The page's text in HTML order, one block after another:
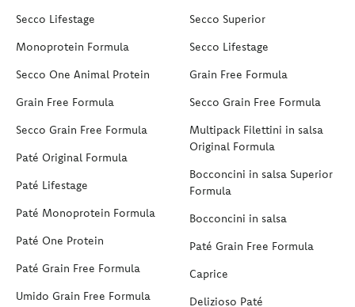
Secco Lifestage
Monoprotein Formula
Secco One Animal Protein
Grain Free Formula
Secco Grain Free Formula
Paté Original Formula
Paté Lifestage
Paté Monoprotein Formula
Paté One Protein
Paté Grain Free Formula
Umido Grain Free Formula
Secco Superior
Secco Lifestage
Grain Free Formula
Secco Grain Free Formula
Multipack Filettini in salsa
Original Formula
Bocconcini in salsa Superior
Formula
Bocconcini in salsa
Paté Grain Free Formula
Caprice
Delizioso Paté